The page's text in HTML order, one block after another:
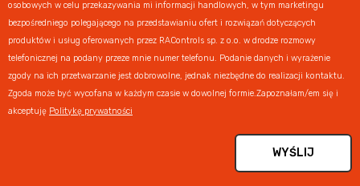
osobowych w celu przekazywania mi informacji handlowych, w tym marketingu
bezpośredniego polegającego na przedstawianiu ofert i rozwiązań dotyczących
produktów i usług oferowanych przez RAControls sp. z o.o. w drodze rozmowy
telefonicznej na podany przeze mnie numer telefonu. Podanie danych i wyrażenie
zgody na ich przetwarzanie jest dobrowolne, jednak niezbędne do realizacji kontaktu.
Zgoda może być wycofana w każdym czasie w dowolnej formie.Zapoznałam/em się i
akceptuję Politykę prywatności
WYŚLIJ